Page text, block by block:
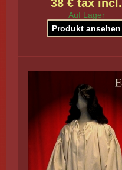
38 € tax incl.
Auf Lager
Produkt ansehen